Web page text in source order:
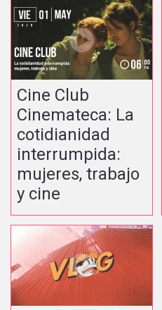
Cine Club
Cinemateca: La
cotidianidad
interrumpida:
mujeres, trabajo
y cine